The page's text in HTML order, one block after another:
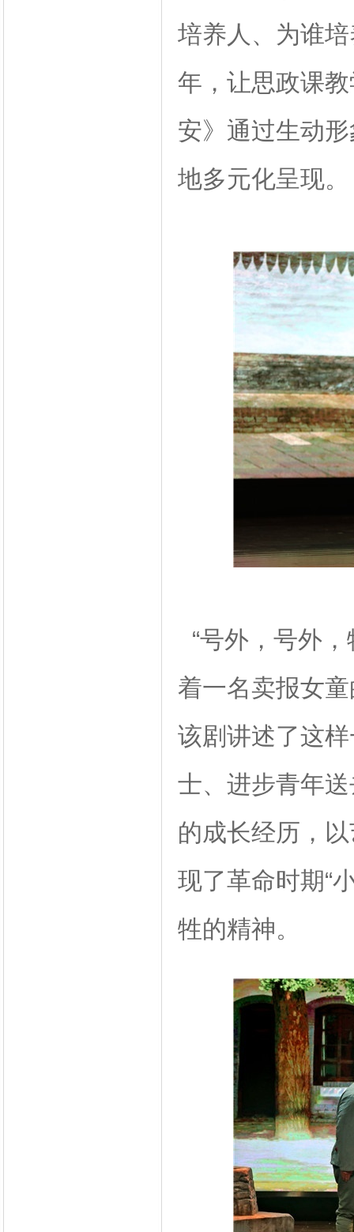
培养人、为谁
年，让思政课教
安》通过生动
地多元化呈现。
“号外，号外
着一名卖报女
该剧讲述了这
士、进步青年
的成长经历，
现了革命时期“
牲的精神。